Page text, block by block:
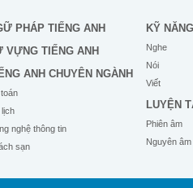
PHÁP TIẾNG ANH
VỰNG TIẾNG ANH
ANH CHUYÊN NGÀNH
lịch
nghệ thông tin
sạn
KỸ NĂNG
Nghe
Nói
Viết
LUYỆN
Phiên âm
Nguyên âm